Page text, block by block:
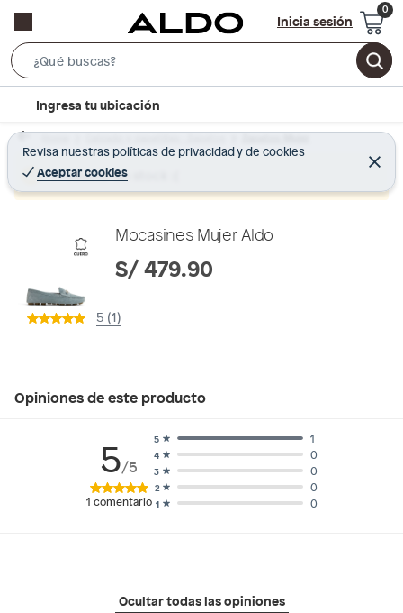
Inicia sesión
e
r
c
B
r
c
t
Ingresa tu ubicación
Revisa nuestras políticas de privacidadyde cookies
Aceptar cookies
C
e
r
Home Calzado y zapatillas - Zapatos Zapatos Mujer
Producto sin stock :(
Mocasines Mujer Aldo
S/ 479.90
5 (1)
Opiniones de este producto
5/5
1 comentario 1 0
2 0
3 0
4 0
5 1
Ocultar todas las opiniones